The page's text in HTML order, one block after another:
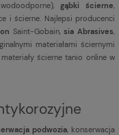
gąbki ścierne
i ścierne. Najlepsi producenci
Saint-Gobain,sia Abrasives
materiałami ściernymi
ścierne tanio online w
podwozia, konserwacja